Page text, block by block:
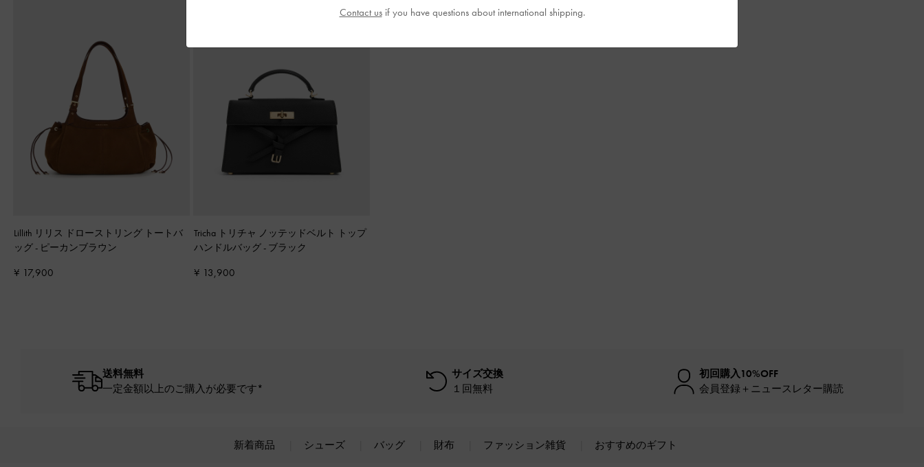
Lillith リリス ドローストリング トートバ
ッグ - ピーカンブラウン
¥ 17,900
Tricha トリチャ ノッテッドベルト トップ
ハンドルバッグ - ブラック
¥ 13,900
送料無料
一定金額以上のご購入が必要です*
サイズ交換
１回無料
初回購入10%OFF
会員登録＋ニュースレター購読
新着商品 シューズ バッグ 財布 ファッション雑貨 おすすめのギフト
Contact usif you have questions about international shipping.